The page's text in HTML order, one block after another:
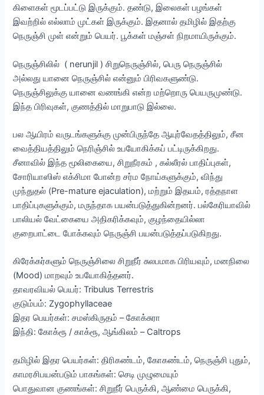
கிளைகள் மூடப்பட்டு இருக்கும். தண்டு, இலைகள் பழங்கள்
இவற்றில் எல்லாம் முட்கள் இருக்கும். இதனால் தமிழில் இதற்கு
நெருஞ்சி முள் என்றும் பெயர். பூக்கள் மஞ்சள் நிறமாயிருக்கும்.
நெருஞ்சிலில் ( nerunjil ) சிறுநெருஞ்சில், பெரு நெருஞ்சில்
அல்லது யானை நெருஞ்சில் என்னும் பிரிவகளுண்டு.
நெருஞ்சிலுக்கு யானை வணங்கி என்ற மற்றொரு பெயருமுண்டு.
இந்த பிரிவுகள், குணத்தில் மாறுபாடு இல்லை.
பல ஆயிரம் வருடங்களுக்கு முன்பிருந்தே ஆயுர்வேதத்திலும், சீன
வைத்தியத்திலும் நெரிஞ்சில் உபயோகிக்கப் பட்டிருக்கிறது.
சீனாவில் இந்த மூலிகையை, சிறுநீரகம் , கல்லீரல் பாதிப்புகள்,
சோரியாஸிஸ் எக்சிமா போன்ற சர்ம நோய்களுக்கும், விந்து
முந்துதல் (Pre-mature ejaculation), மற்றும் இதயம், ரத்தநாள
பாதிப்புகளுக்கும், மருந்தாக பயன்படுத்துகின்றனர். பல்கேரியாவில்
பாலியல் வேட்கையை அதிகரிக்கவும், குழந்தையில்லா
குறைபாட்டை போக்கவும் நெருஞ்சி பயன்படுத்தப்படுகிறது.
கிரேக்கர்களும் நெருஞ்சிலை சிறுநீர் சுலபமாக பிரியவும், மனநிலை
(Mood) மாறவும் உபயோகித்தனர்.
தாவரவியல் பெயர்: Tribulus Terrestris
குடும்பம்: Zygophyllaceae
இதர பெயர்கள்: சமஸ்கிருதம் – கோக்சுரா
இந்தி: கோக்ரூ / காக்ரூ, ஆங்கிலம் – Caltrops
தமிழில் இதர பெயர்கள்: திரிகண்டம், கோகண்டம், நெருஞ்சி புதும்,
காமரசிபயன்படும் பாகங்கள்: செடி முழுமையும்
பொதுவான குணங்கள்: சிறுநீர் பெருக்கி, ஆண்மை பெருக்கி,